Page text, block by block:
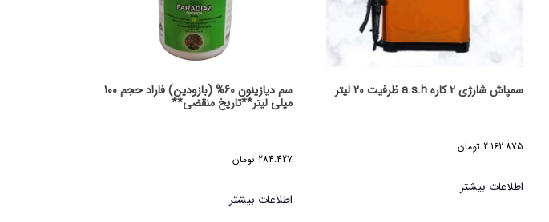
سمپاش شارژی 2 کاره a.s.h ظرفیت 20 لیتر
2.162.875 تومان
اطلاعات بیشتر
سم دیازینون 60% (بازودین) فاراد حجم 100
میلی لیتر**تاریخ منقضی**
284.427 تومان
اطلاعات بیشتر